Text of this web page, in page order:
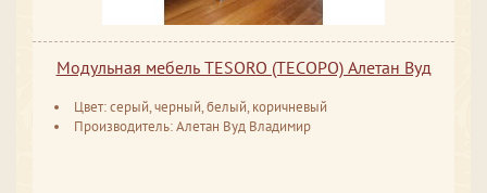
Модульная мебель TESORO (ТЕСОРО) Алетан Вуд
Цвет: серый, черный, белый, коричневый
Производитель: Алетан Вуд Владимир